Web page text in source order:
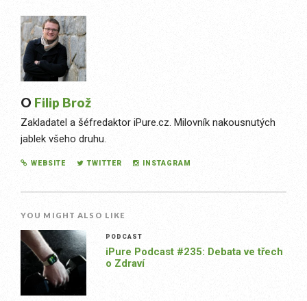
O Filip Brož
Zakladatel a šéfredaktor iPure.cz. Milovník nakousnutých
jablek všeho druhu.
WEBSITE TWITTER INSTAGRAM
YOU MIGHT ALSO LIKE
PODCAST
iPure Podcast #235: Debata ve třech
o Zdraví